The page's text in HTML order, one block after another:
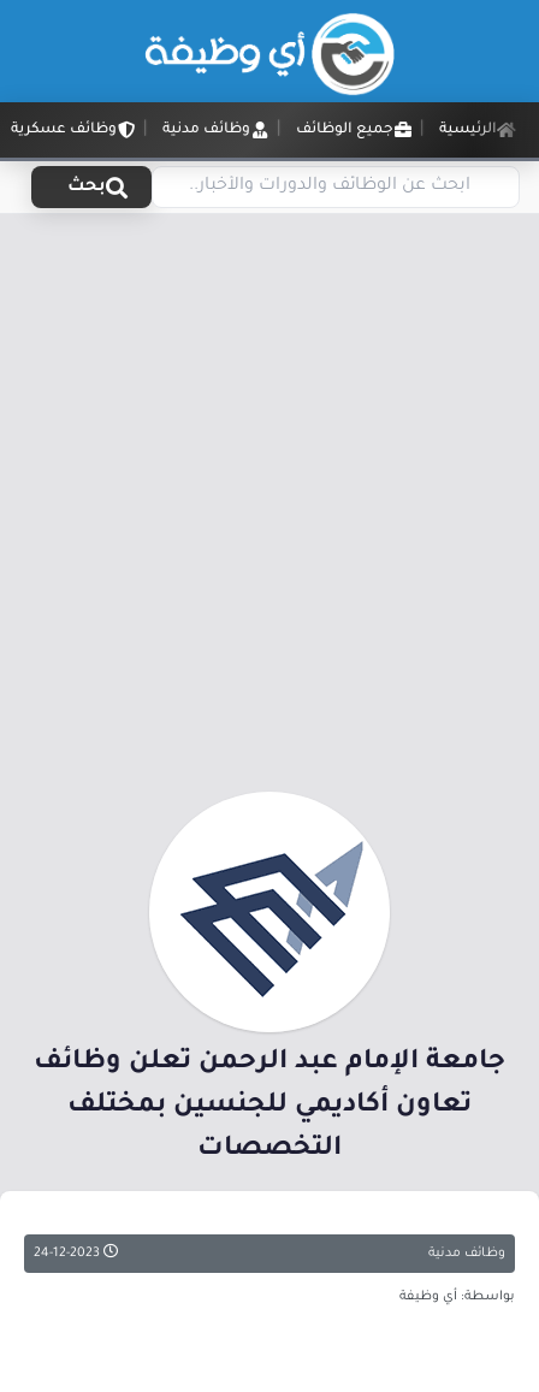
الرئيسية جميع الوظائف وظائف مدنية وظائف عسكرية
بحث
جامعة الإمام عبد الرحمن تعلن وظائف
تعاون أكاديمي للجنسين بمختلف
التخصصات
وظائف مدنية
بواسطة: أي وظيفة